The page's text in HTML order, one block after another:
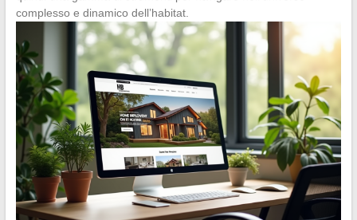
complesso e dinamico dell’habitat.